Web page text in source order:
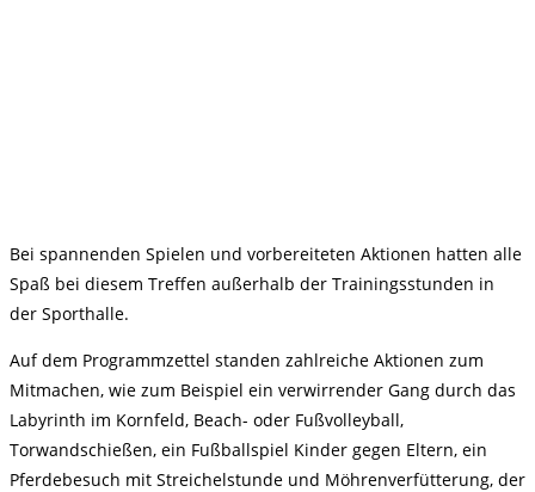
Bei spannenden Spielen und vorbereiteten Aktionen hatten alle
Spaß bei diesem Treffen außerhalb der Trainingsstunden in
der Sporthalle.
Auf dem Programmzettel standen zahlreiche Aktionen zum
Mitmachen, wie zum Beispiel ein verwirrender Gang durch das
Labyrinth im Kornfeld, Beach- oder Fußvolleyball,
Torwandschießen, ein Fußballspiel Kinder gegen Eltern, ein
Pferdebesuch mit Streichelstunde und Möhrenverfütterung, der